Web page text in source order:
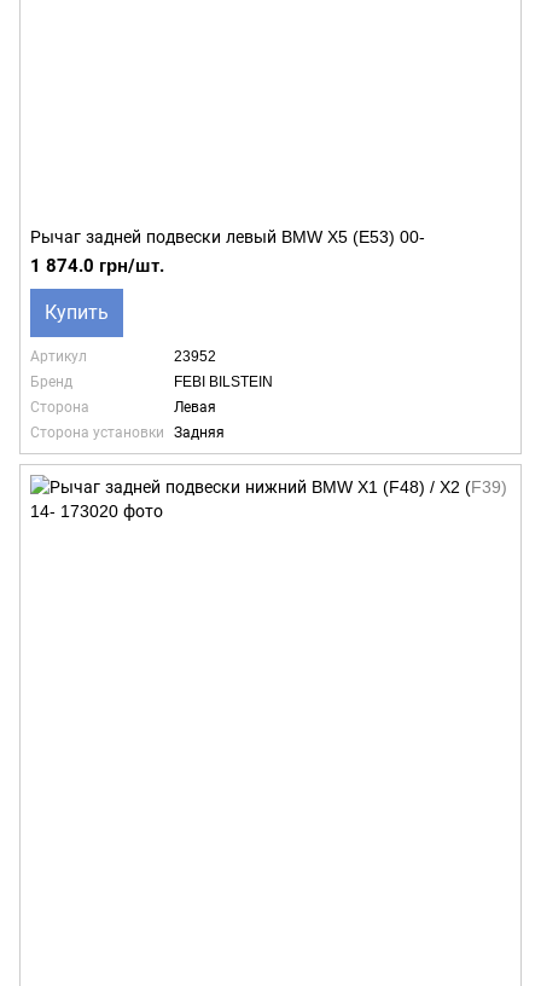
Рычаг задней подвески левый BMW X5 (E53) 00-
1 874.0 грн/шт.
Купить
Артикул
23952
Бренд
FEBI BILSTEIN
Сторона
Левая
Сторона установки
Задняя